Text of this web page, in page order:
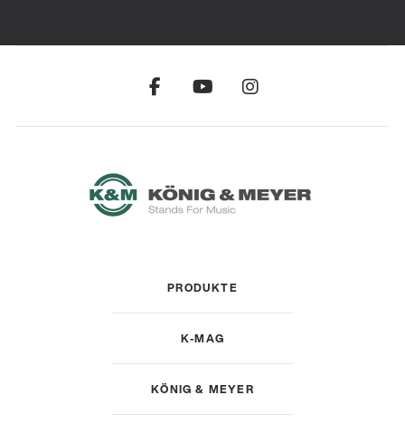
PRODUKTE
K-MAG
KÖNIG & MEYER